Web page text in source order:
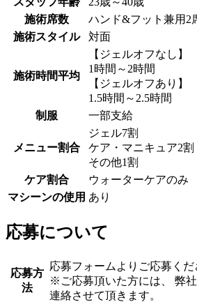
施術席数
ハンド&フット兼用2
施術スタイル
対面
施術時間平均
【ジェルオフなし】
1時間～2時間
【ジェルオフあり】
1.5時間～2.5時間
制服
一部支給
メニュー割合
ジェル7割
ケア・マニキュア2割
その他1割
ケア割合
ウォーターケアのみ
マシーンの使用 あり
応募について
応募方
法
応募フォームよりご応募くだ
※ご応募頂いた方には、 弊
連絡させて頂きます。